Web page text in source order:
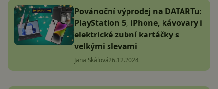
Povánoční výprodej na DATARTu:
PlayStation 5, iPhone, kávovary i
elektrické zubní kartáčky s
velkými slevami
Jana Skálová26.12.2024